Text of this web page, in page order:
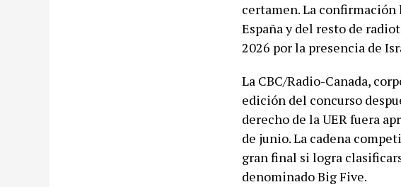
certamen. La
España y del resto de
2026 por la presencia de
La CBC/Radio-Canada,
edición del concurso
derecho de la UER fuera
de junio. La cadena
gran final si logra
denominado Big Five.